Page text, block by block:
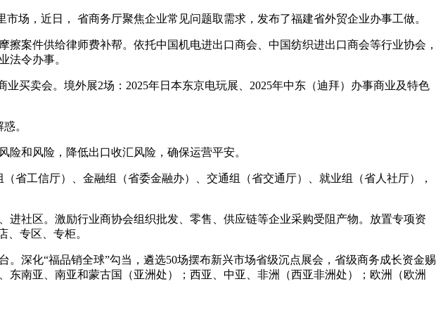
，近日， 省商务厅聚焦企业常见问题取需求，发布了福建省外贸企业办事工做。
件供给律师费补帮。依托中国机电进出口商会、中国纺织进出口商会等行业协会，
法令办事。
卖会。境外展2场：2025年日本东京电玩展、2025年中东（迪拜）办事商业及特色
。
和风险，降低出口收汇风险，确保运营平安。
工信厅）、金融组（省委金融办）、交通组（省交通厅）、就业组（省人社厅），
社区。激励行业商协会组织批发、零售、供应链等企业采购受阻产物。放置专项资
专区、专柜。
化“福品销全球”勾当，遴选50场摆布新兴市场省级沉点展会，省级商务成长资金赐
南亚、南亚和蒙古国（亚洲处）；西亚、中亚、非洲（西亚非洲处）；欧洲（欧洲